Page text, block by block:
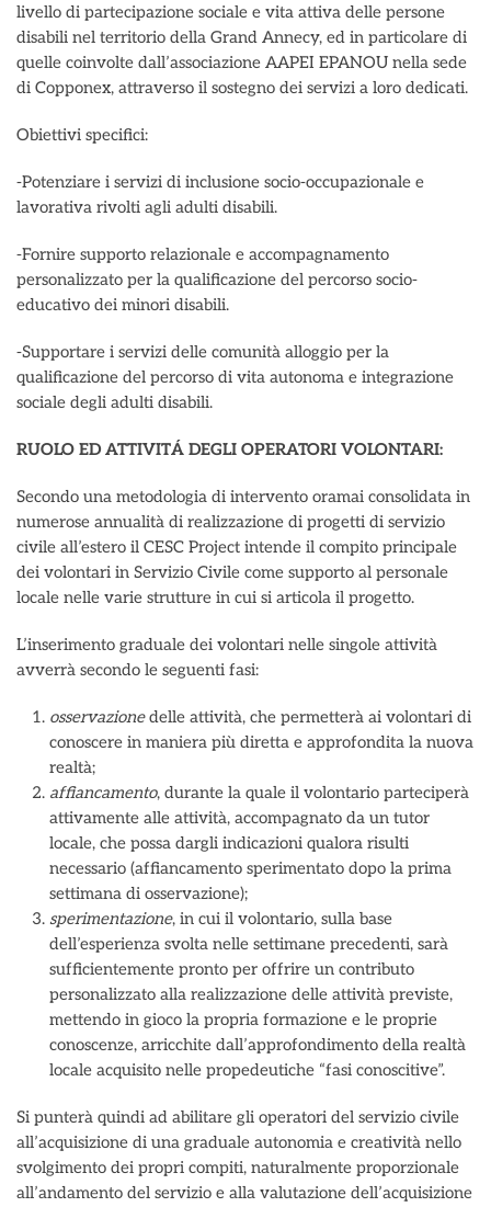
livello di partecipazione sociale e vita attiva delle persone
disabili nel territorio della Grand Annecy, ed in particolare di
quelle coinvolte dall’associazione AAPEI EPANOU nella sede
di Copponex, attraverso il sostegno dei servizi a loro dedicati.
Obiettivi specifici:
-Potenziare i servizi di inclusione socio-occupazionale e
lavorativa rivolti agli adulti disabili.
-Fornire supporto relazionale e accompagnamento
personalizzato per la qualificazione del percorso socio-
educativo dei minori disabili.
-Supportare i servizi delle comunità alloggio per la
qualificazione del percorso di vita autonoma e integrazione
sociale degli adulti disabili.
RUOLO ED ATTIVITÁ DEGLI OPERATORI VOLONTARI:
Secondo una metodologia di intervento oramai consolidata in
numerose annualità di realizzazione di progetti di servizio
civile all’estero il CESC Project intende il compito principale
dei volontari in Servizio Civile come supporto al personale
locale nelle varie strutture in cui si articola il progetto.
L’inserimento graduale dei volontari nelle singole attività
avverrà secondo le seguenti fasi:
osservazionedelle attività, che permetterà ai volontari di
conoscere in maniera più diretta e approfondita la nuova
realtà;
affiancamento, durante la quale il volontario parteciperà
attivamente alle attività, accompagnato da un tutor
locale, che possa dargli indicazioni qualora risulti
necessario (affiancamento sperimentato dopo la prima
settimana di osservazione);
sperimentazione, in cui il volontario, sulla base
dell’esperienza svolta nelle settimane precedenti, sarà
sufficientemente pronto per offrire un contributo
personalizzato alla realizzazione delle attività previste,
mettendo in gioco la propria formazione e le proprie
conoscenze, arricchite dall’approfondimento della realtà
locale acquisito nelle propedeutiche “fasi conoscitive”.
Si punterà quindi ad abilitare gli operatori del servizio civile
all’acquisizione di una graduale autonomia e creatività nello
svolgimento dei propri compiti, naturalmente proporzionale
all’andamento del servizio e alla valutazione dell’acquisizione